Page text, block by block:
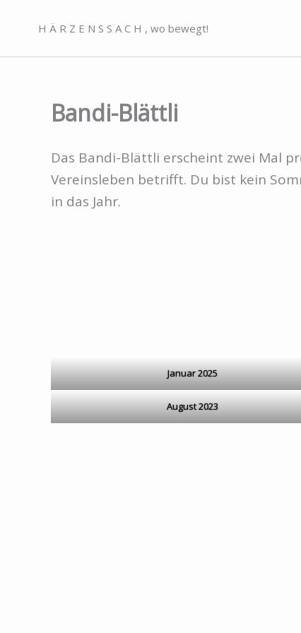
springen
H Ä R Z E N S S A C H , wo bewegt!
Bandi-Blättli
Das Bandi-Blättli erscheint zwei Mal
Vereinsleben betrifft. Du bist kein
in das Jahr.
Januar 2025
August 2023